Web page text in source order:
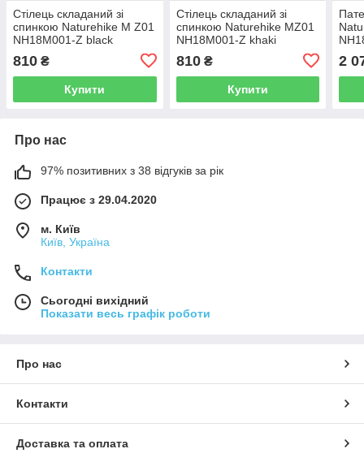
Стілець складаний зі
спинкою Naturehike M Z01
NH18M001-Z black
810 ₴
Купити
Стілець складаний зі
спинкою Naturehike MZ01
NH18M001-Z khaki
810₴
Купити
2
Про нас
97% позитивних з 38 відгуків за рік
Працює з 29.04.2020
м. Київ
Київ, Україна
Контакти
Сьогодні вихідний
Показати весь графік роботи
Про нас
Контакти
Доставка та оплата